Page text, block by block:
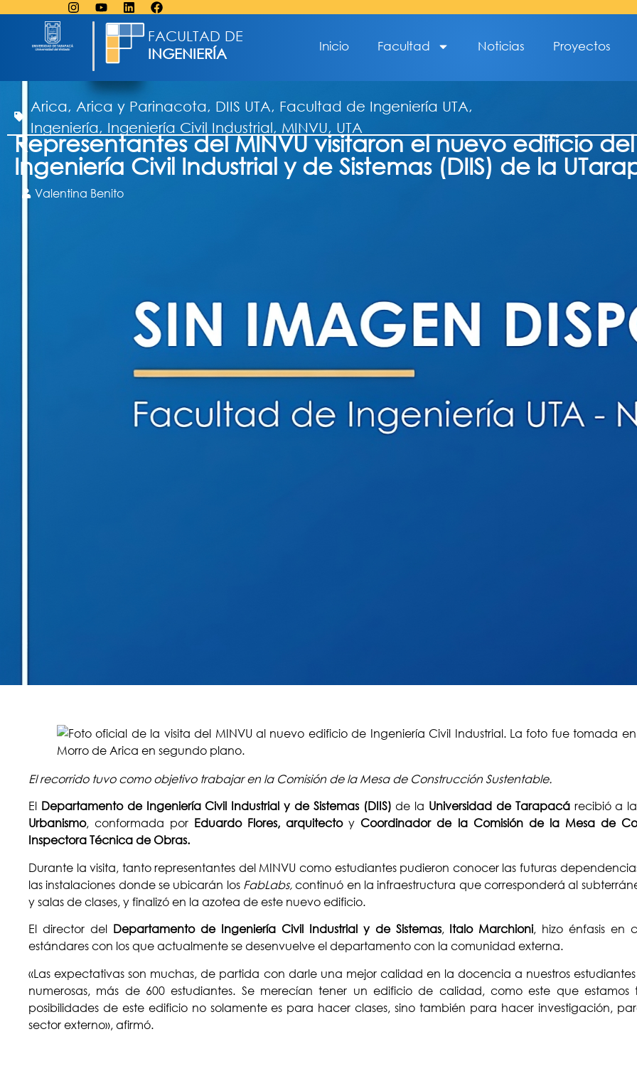
FACULTAD DE
INGENIERÍA
Inicio Facultad Noticias Proyectos
Arica, Arica y Parinacota, DIIS UTA, Facultad de Ingeniería UTA,
Ingeniería, Ingeniería Civil Industrial, MINVU, UTA
Representantes del MINVU visitaron el nuevo edificio
Ingeniería Civil Industrial y de Sistemas (DIIS) de la
Valentina Benito
El recorrido tuvo como objetivo trabajar en la Comisión de la Mesa de Construcción Sustentable.
El Departamento de Ingeniería Civil Industrial y de Sistemas (DIIS) de la Universidad de Tarapacárecibió a
Urbanismo, conformada por Eduardo Flores, arquitectoy Coordinador de la Comisión de la Mesa de
Inspectora Técnica de Obras.
Durante la visita, tanto representantes del MINVU como estudiantes pudieron conocer las futuras
las instalaciones donde se ubicarán los FabLabs,continuó en la infraestructura que corresponderá al
y salas de clases, y finalizó en la azotea de este nuevo edificio.
El director del Departamento de Ingeniería Civil Industrial y de Sistemas, Italo Marchioni, hizo énfasis en
estándares con los que actualmente se desenvuelve el departamento con la comunidad externa.
«Las expectativas son muchas, de partida con darle una mejor calidad en la docencia a nuestros
numerosas, más de 600 estudiantes. Se merecían tener un edificio de calidad, como este que
posibilidades de este edificio no solamente es para hacer clases, sino también para hacer investigación,
sector externo», afirmó.